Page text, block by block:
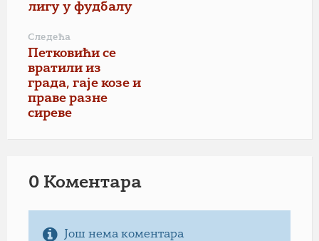
лигу у фудбалу
Следећа
Петковићи се
вратили из
града, гаје козе и
праве разне
сиреве
0 Коментарa
Још нема коментара